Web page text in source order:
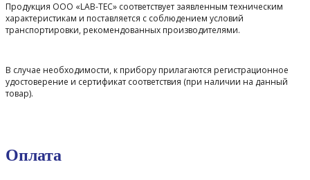
Продукция ООО «LAB-TEC» соответствует заявленным техническим
характеристикам и поставляется с соблюдением условий
транспортировки, рекомендованных производителями.
В случае необходимости, к прибору прилагаются регистрационное
удостоверение и сертификат соответствия (при наличии на данный
товар).
Оплата